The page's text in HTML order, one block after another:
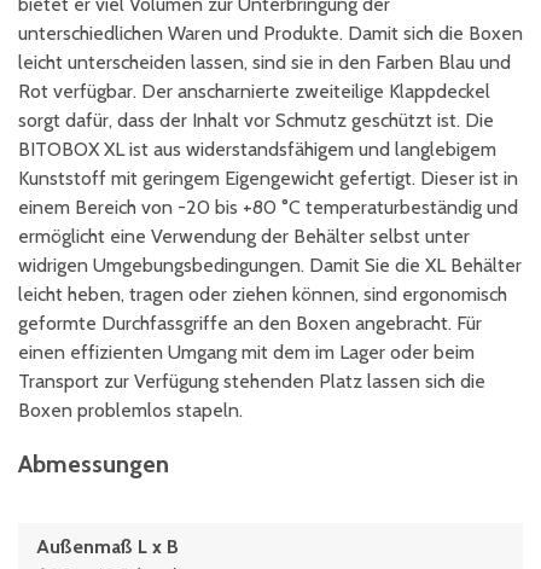
unterschiedlichen Waren und Produkte. Damit sich die Boxen
leicht unterscheiden lassen, sind sie in den Farben Blau und
Rot verfügbar. Der anscharnierte zweiteilige Klappdeckel
sorgt dafür, dass der Inhalt vor Schmutz geschützt ist. Die
BITOBOX XL ist aus widerstandsfähigem und langlebigem
Kunststoff mit geringem Eigengewicht gefertigt. Dieser ist in
einem Bereich von -20 bis +80 °C temperaturbeständig und
ermöglicht eine Verwendung der Behälter selbst unter
widrigen Umgebungsbedingungen. Damit Sie die XL Behälter
leicht heben, tragen oder ziehen können, sind ergonomisch
geformte Durchfassgriffe an den Boxen angebracht. Für
einen effizienten Umgang mit dem im Lager oder beim
Transport zur Verfügung stehenden Platz lassen sich die
Boxen problemlos stapeln.
Abmessungen
Außenmaß L x B